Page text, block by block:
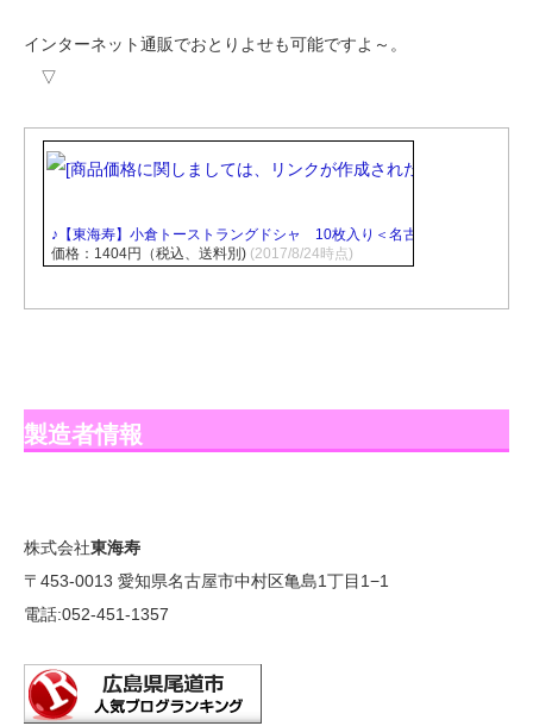
インターネット通販でおとりよせも可能ですよ～。
▽
♪【東海寿】小倉トーストラングドシャ 10枚入り＜名古屋土産・お土産
価格：1404円（税込、送料別) (2017/8/24時点)
製造者情報
株式会社東海寿
〒453-0013 愛知県名古屋市中村区亀島1丁目1−1
電話:052-451-1357